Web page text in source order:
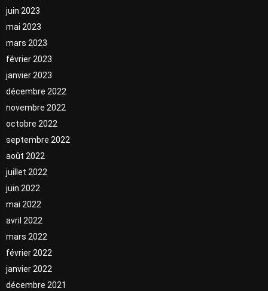
juin 2023
mai 2023
mars 2023
février 2023
janvier 2023
décembre 2022
novembre 2022
octobre 2022
septembre 2022
août 2022
juillet 2022
juin 2022
mai 2022
avril 2022
mars 2022
février 2022
janvier 2022
décembre 2021